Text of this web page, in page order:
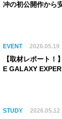
冲の初公開作から
EVENT 2026.05.19
【取材レポート！
E GALAXY
ム】
STUDY 2026.05.12